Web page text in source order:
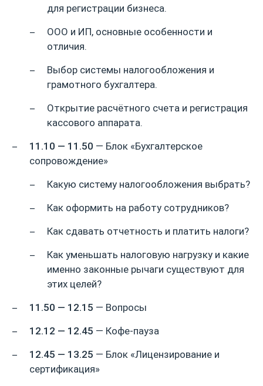
для регистрации бизнеса.
ООО и ИП, основные особенности и
отличия.
Выбор системы налогообложения и
грамотного бухгалтера.
Открытие расчётного счета и регистрация
кассового аппарата.
11.10 — 11.50 — Блок «Бухгалтерское
сопровождение»
Какую систему налогообложения выбрать?
Как оформить на работу сотрудников?
Как сдавать отчетность и платить налоги?
Как уменьшать налоговую нагрузку и какие
именно законные рычаги существуют для
этих целей?
11.50 — 12.15 — Вопросы
12.12 — 12.45 — Кофе-пауза
12.45 — 13.25 — Блок «Лицензирование и
сертификация»